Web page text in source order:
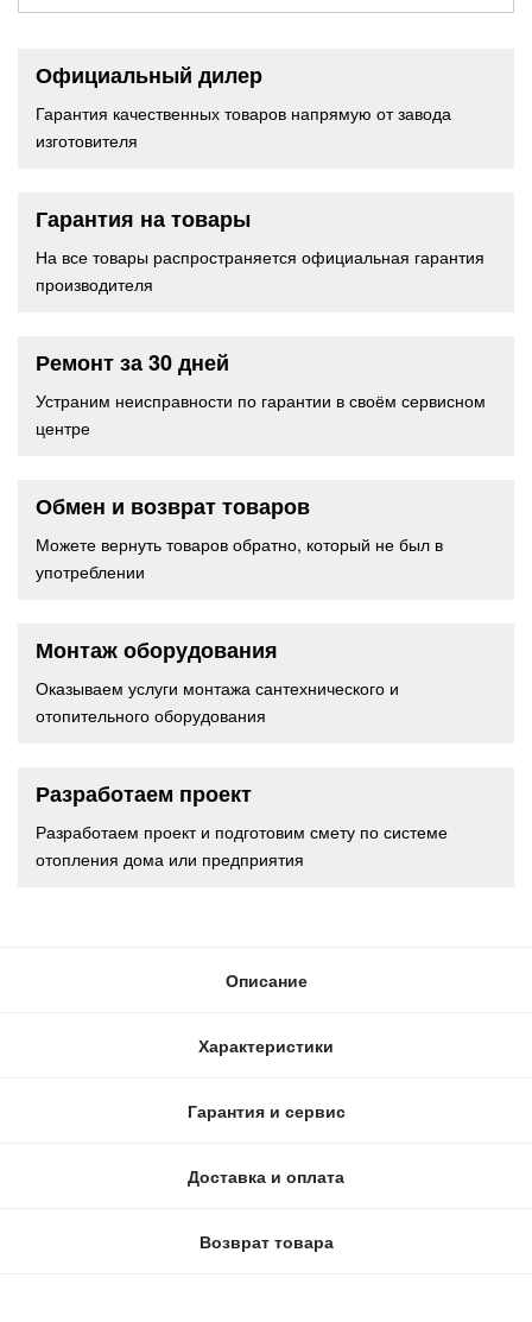
Официальный дилер
Гарантия качественных товаров напрямую от завода
изготовителя
Гарантия на товары
На все товары распространяется официальная гарантия
производителя
Ремонт за 30 дней
Устраним неисправности по гарантии в своём сервисном
центре
Обмен и возврат товаров
Можете вернуть товаров обратно, который не был в
употреблении
Монтаж оборудования
Оказываем услуги монтажа сантехнического и
отопительного оборудования
Разработаем проект
Разработаем проект и подготовим смету по системе
отопления дома или предприятия
Описание
Характеристики
Гарантия и сервис
Доставка и оплата
Возврат товара